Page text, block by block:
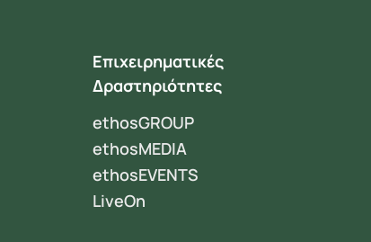
Επιχειρηματικές
Δραστηριότητες
ethosGROUP
ethosMEDIA
ethosEVENTS
LiveOn